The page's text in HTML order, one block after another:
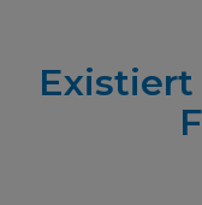
Existiert